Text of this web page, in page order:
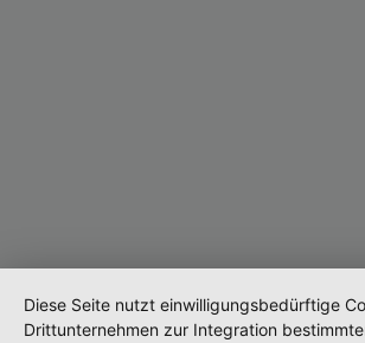
Diese Seite nutzt einwilligungsbedürftige
Drittunternehmen zur Integration